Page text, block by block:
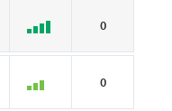
0
0